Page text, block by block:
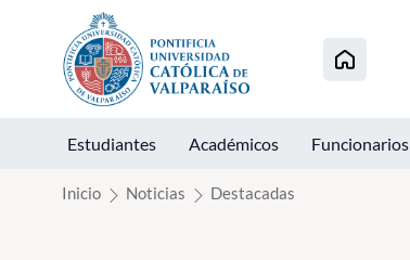
Click acá para ir directamente al contenido
Estudiantes Académicos Funcionarios
Inicio Noticias Destacadas